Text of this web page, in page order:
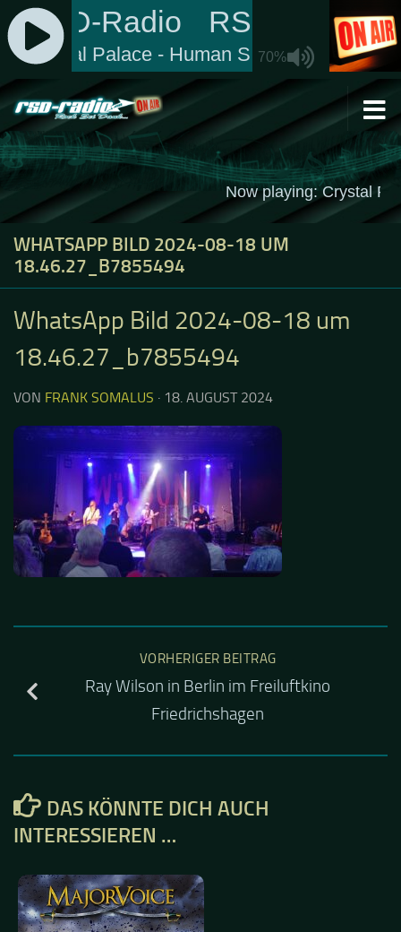
Zum Inhalt springen
WHATSAPP BILD 2024-08-18 UM
18.46.27_B7855494
WhatsApp Bild 2024-08-18 um
18.46.27_b7855494
VON FRANK SOMALUS · 18. AUGUST 2024
VORHERIGER BEITRAG
Ray Wilson in Berlin im Freiluftkino
Friedrichshagen
DAS KÖNNTE DICH AUCH
INTERESSIEREN …